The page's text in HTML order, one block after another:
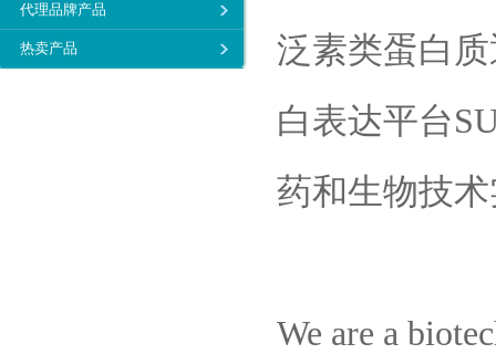
代理品牌产品
热卖产品
泛素类蛋白
白表达平台
药和生物技
We are a